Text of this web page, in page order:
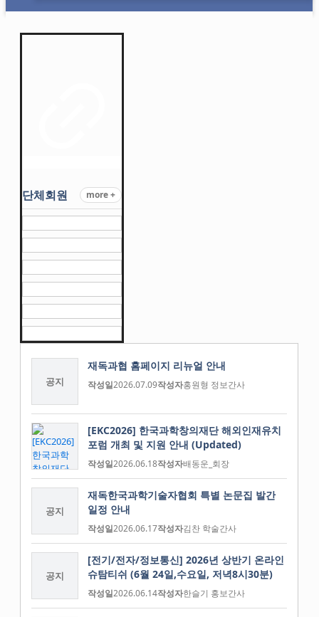
단체회원 more +
공지
재독과협 홈페이지 리뉴얼 안내
작성일2026.07.09작성자홍원형 정보간사
[EKC2026] 한국과학창의재단 해외인재유치
포럼 개최 및 지원 안내 (Updated)
작성일2026.06.18작성자배동운_회장
공지
재독한국과학기술자협회 특별 논문집 발간
일정 안내
작성일2026.06.17작성자김찬 학술간사
공지
[전기/전자/정보통신] 2026년 상반기 온라인
슈탐티쉬 (6월 24일,수요일, 저녁8시30분)
작성일2026.06.14작성자한슬기 홍보간사